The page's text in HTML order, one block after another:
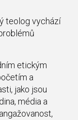
teolog vychází
etickým
a
jako jsou
média a